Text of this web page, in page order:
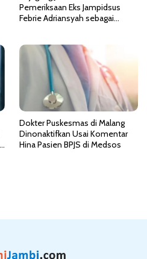
Pemeriksaan Eks Jampidsus
Febrie Adriansyah sebagai
Dokter Puskesmas di Malang
Dinonaktifkan Usai Komentar
Hina Pasien BPJS di Medsos